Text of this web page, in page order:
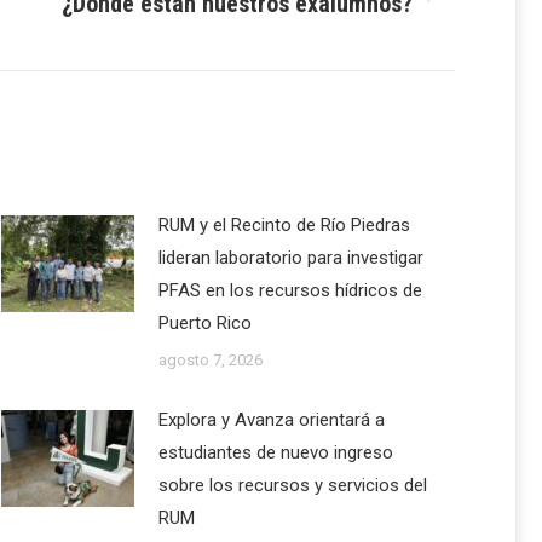
RUM y el Recinto de Río Piedras
lideran laboratorio para investigar
PFAS en los recursos hídricos de
Puerto Rico
agosto 7, 2026
Explora y Avanza orientará a
estudiantes de nuevo ingreso
sobre los recursos y servicios del
RUM